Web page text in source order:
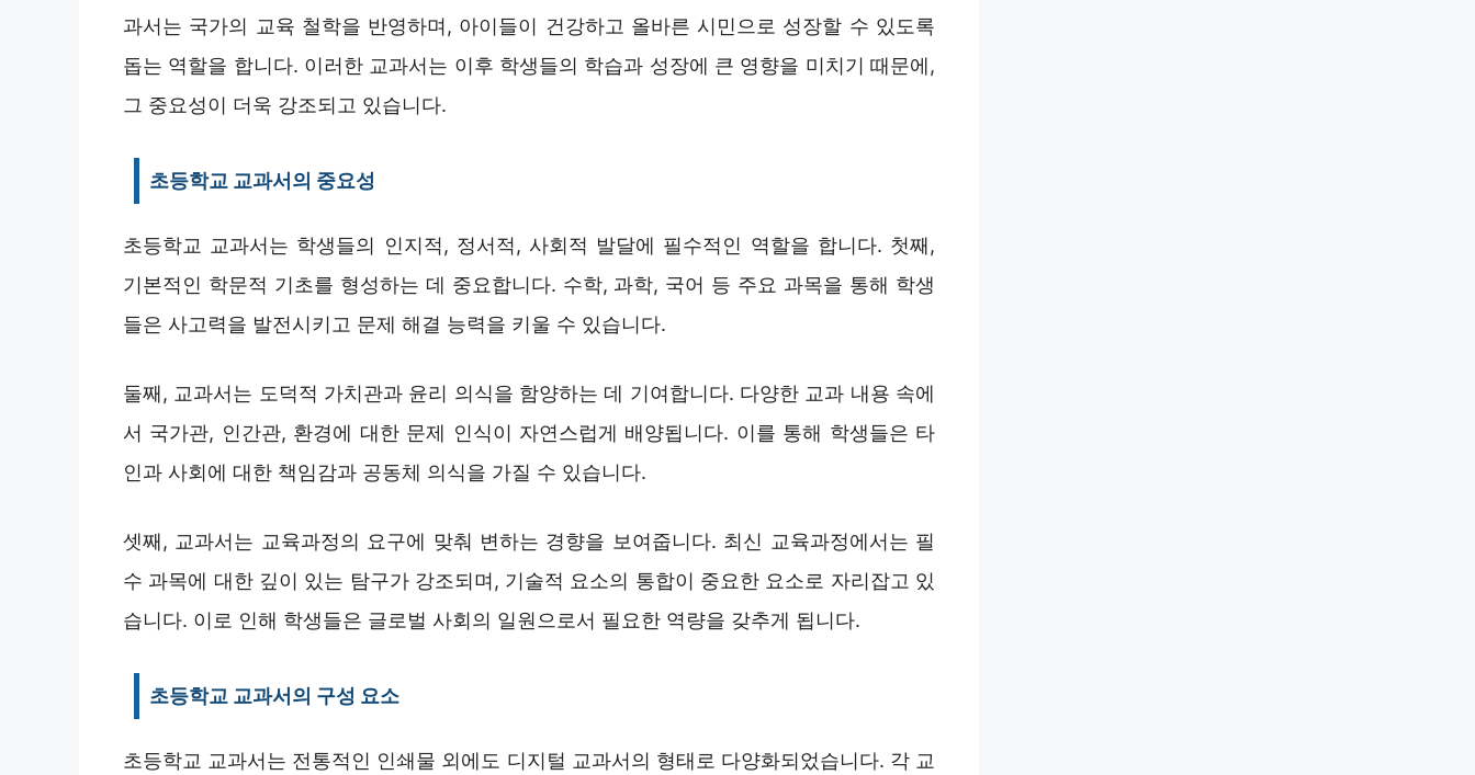
과서는 국가의 교육 철학을 반영하며, 아이들이 건강하고 올바른 시민으로 성장할 수 있도록
돕는 역할을 합니다. 이러한 교과서는 이후 학생들의 학습과 성장에 큰 영향을 미치기 때문에,
그 중요성이 더욱 강조되고 있습니다.
초등학교 교과서의 중요성
초등학교 교과서는 학생들의 인지적, 정서적, 사회적 발달에 필수적인 역할을 합니다. 첫째,
기본적인 학문적 기초를 형성하는 데 중요합니다. 수학, 과학, 국어 등 주요 과목을 통해 학생
들은 사고력을 발전시키고 문제 해결 능력을 키울 수 있습니다.
둘째, 교과서는 도덕적 가치관과 윤리 의식을 함양하는 데 기여합니다. 다양한 교과 내용 속에
서 국가관, 인간관, 환경에 대한 문제 인식이 자연스럽게 배양됩니다. 이를 통해 학생들은 타
인과 사회에 대한 책임감과 공동체 의식을 가질 수 있습니다.
셋째, 교과서는 교육과정의 요구에 맞춰 변하는 경향을 보여줍니다. 최신 교육과정에서는 필
수 과목에 대한 깊이 있는 탐구가 강조되며, 기술적 요소의 통합이 중요한 요소로 자리잡고 있
습니다. 이로 인해 학생들은 글로벌 사회의 일원으로서 필요한 역량을 갖추게 됩니다.
초등학교 교과서의 구성 요소
초등학교 교과서는 전통적인 인쇄물 외에도 디지털 교과서의 형태로 다양화되었습니다. 각 교